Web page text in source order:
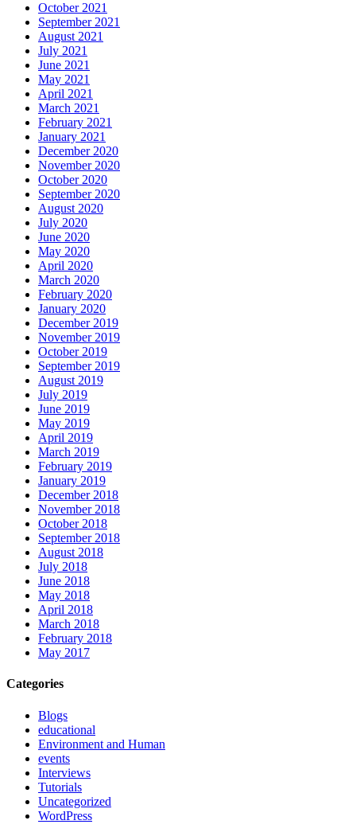
October 2021
September 2021
August 2021
July 2021
June 2021
May 2021
April 2021
March 2021
February 2021
January 2021
December 2020
November 2020
October 2020
September 2020
August 2020
July 2020
June 2020
May 2020
April 2020
March 2020
February 2020
January 2020
December 2019
November 2019
October 2019
September 2019
August 2019
July 2019
June 2019
May 2019
April 2019
March 2019
February 2019
January 2019
December 2018
November 2018
October 2018
September 2018
August 2018
July 2018
June 2018
May 2018
April 2018
March 2018
February 2018
May 2017
Categories
Blogs
educational
Environment and Human
events
Interviews
Tutorials
Uncategorized
WordPress